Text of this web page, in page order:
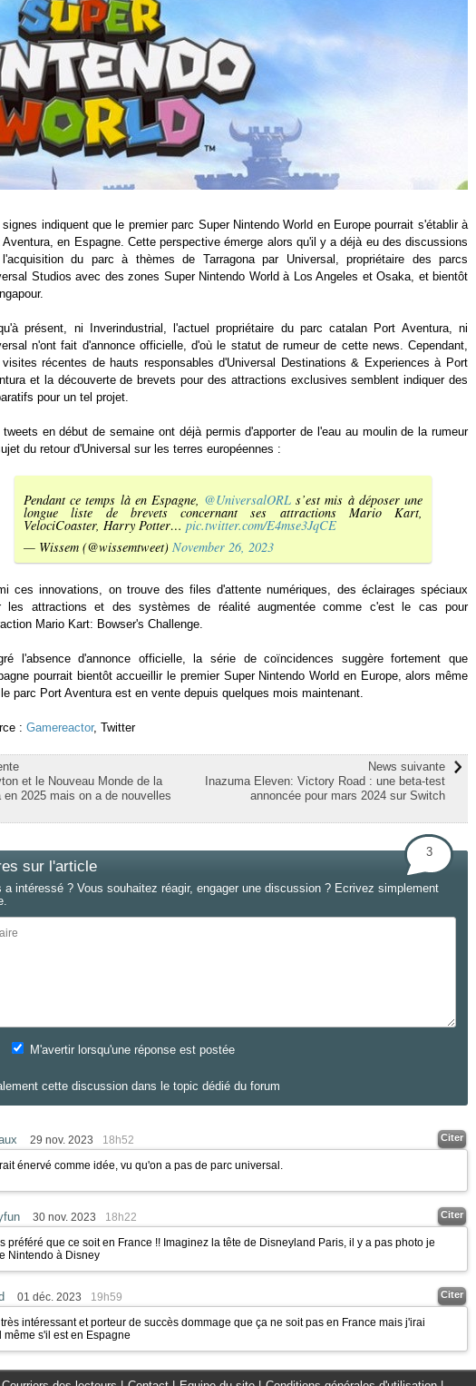
signes indiquent que le premier parc Super Nintendo World en Europe pourrait s'établir à
Aventura, en Espagne. Cette perspective émerge alors qu'il y a déjà eu des discussions
du parc à thèmes de Tarragona par Universal, propriétaire des parcs
Studios avec des zones Super Nintendo World à Los Angeles et Osaka, et bientôt
présent, ni Inverindustrial, l'actuel propriétaire du parc catalan Port Aventura, ni
n'ont fait d'annonce officielle, d'où le statut de rumeur de cette news. Cependant,
récentes de hauts responsables d'Universal Destinations & Experiences à Port
et la découverte de brevets pour des attractions exclusives semblent indiquer des
pour un tel projet.
tweets en début de semaine ont déjà permis d'apporter de l'eau au moulin de la rumeur
du retour d'Universal sur les terres européennes :
Pendant ce temps là en Espagne, @UniversalORL s’est mis à déposer une
longue liste de brevets concernant ses attractions Mario Kart,
VelociCoaster, Harry Potter… pic.twitter.com/E4mse3JqCE
— Wissem (@wissemtweet) November 26, 2023
ces innovations, on trouve des files d'attente numériques, des éclairages spéciaux
les attractions et des systèmes de réalité augmentée comme c'est le cas pour
Mario Kart: Bowser's Challenge.
l'absence d'annonce officielle, la série de coïncidences suggère fortement que
pourrait bientôt accueillir le premier Super Nintendo World en Europe, alors même
parc Port Aventura est en vente depuis quelques mois maintenant.
: Gamereactor, Twitter
News suivante
Inazuma Eleven: Victory Road : une beta-test
annoncée pour mars 2024 sur Switch
et le Nouveau Monde de la
en 2025 mais on a de nouvelles
sur l'article
3
a intéressé ? Vous souhaitez réagir, engager une discussion ? Ecrivez simplement
M'avertir lorsqu'une réponse est postée
cette discussion dans le topic dédié du forum
29 nov. 2023 18h52 Citer
énervé comme idée, vu qu'on a pas de parc universal.
30 nov. 2023 18h22 Citer
préféré que ce soit en France !! Imaginez la tête de Disneyland Paris, il y a pas photo je
Nintendo à Disney
01 déc. 2023 19h59 Citer
intéressant et porteur de succès dommage que ça ne soit pas en France mais j'irai
même s'il est en Espagne